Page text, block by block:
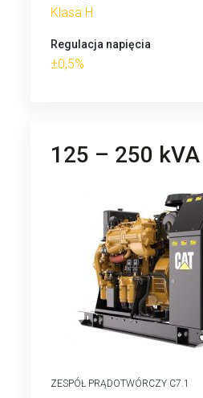
Klasa H
Regulacja napięcia
±0,5%
125 – 250 kVA
ZESPÓŁ PRĄDOTWÓRCZY C7.1